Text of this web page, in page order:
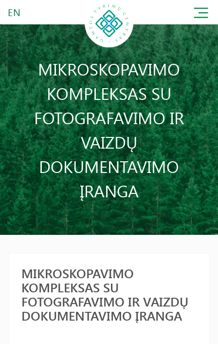
EN
MIKROSKOPAVIMO
KOMPLEKSAS SU
FOTOGRAFAVIMO IR
VAIZDŲ
DOKUMENTAVIMO
ĮRANGA
MIKROSKOPAVIMO
KOMPLEKSAS SU
FOTOGRAFAVIMO IR VAIZDŲ
DOKUMENTAVIMO ĮRANGA